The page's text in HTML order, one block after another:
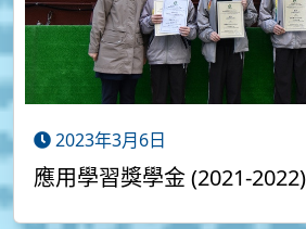
2023年3月6日
應用學習獎學金 (2021-2022)